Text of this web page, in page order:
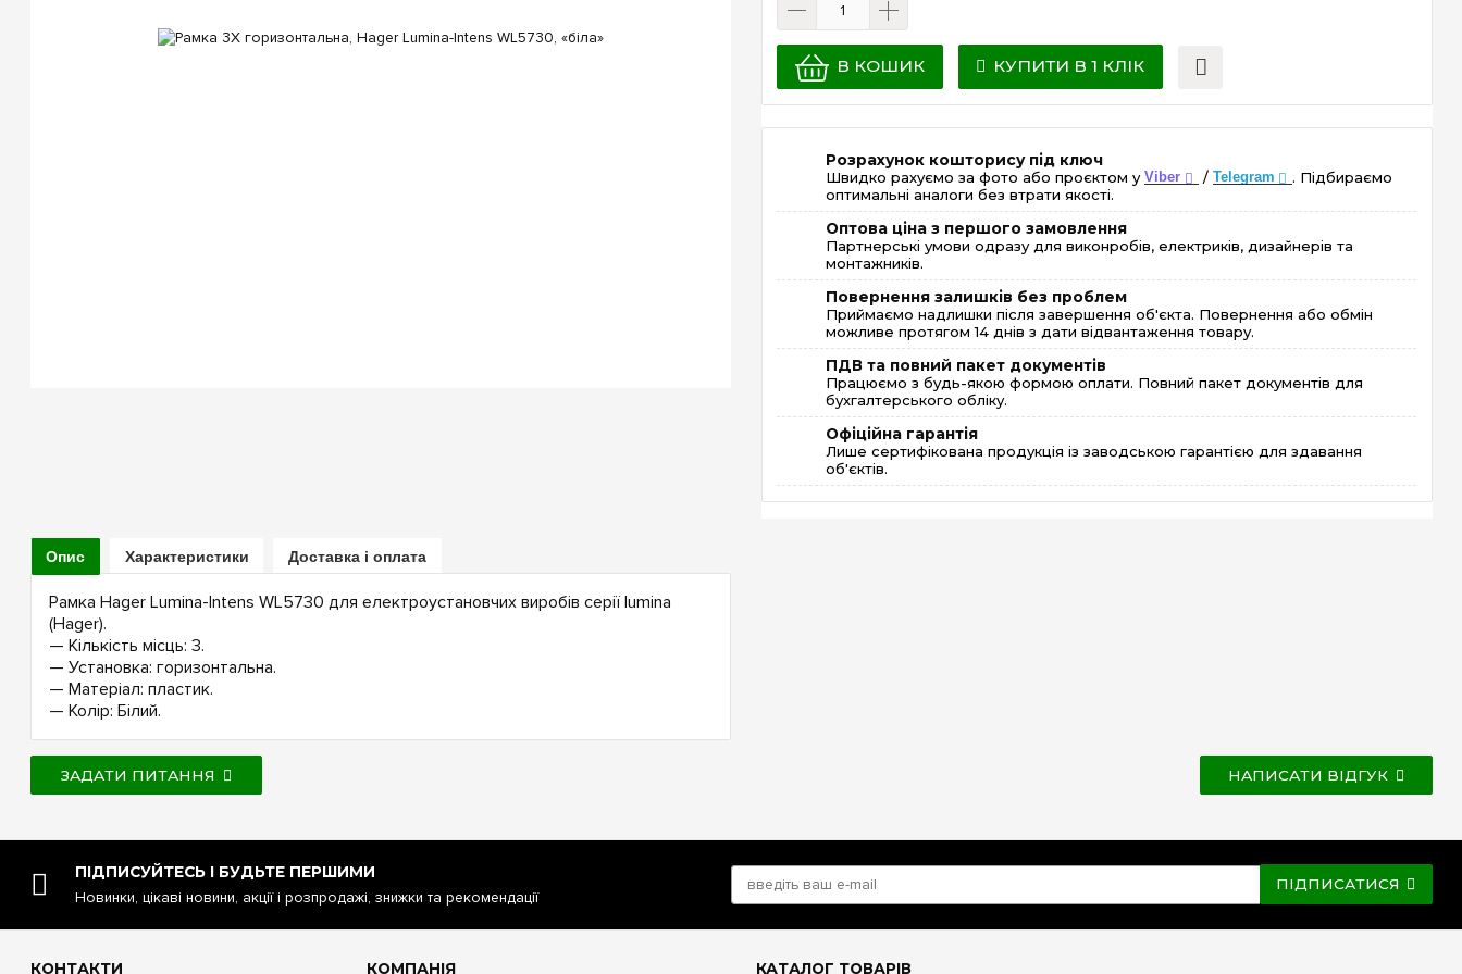
В КОШИК КУПИТИ В 1 КЛІК
Розрахунок кошторису під ключ
Швидко рахуємо за фото або проєктом уViber / Telegram
. Підбираємо
оптимальні аналоги без втрати якості.
Оптова ціна з першого замовлення
Партнерські умови одразу для виконробів, електриків, дизайнерів та
монтажників.
Повернення залишків без проблем
Приймаємо надлишки після завершення об'єкта. Повернення або обмін
можливе протягом 14 днів з дати відвантаження товару.
ПДВ та повний пакет документів
Працюємо з будь-якою формою оплати. Повний пакет документів для
бухгалтерського обліку.
Офіційна гарантія
Лише сертифікована продукція із заводською гарантією для здавання
об'єктів.
Опис Характеристики Доставка і оплата
Рамка Hager Lumina-Intens WL5730 для електроустановчих виробів серії lumina
(Hager).
— Кількість місць: 3.
— Установка: горизонтальна.
— Матеріал: пластик.
— Колір: Білий.
ЗАДАТИ ПИТАННЯ НАПИСАТИ ВІДГУК
ПІДПИСУЙТЕСЬ І БУДЬТЕ ПЕРШИМИ
Новинки, цікаві новини, акції і розпродажі, знижки та рекомендації
ПІДПИСАТИСЯ
КОНТАКТИ КОМПАНІЯ КАТАЛОГ ТОВАРІВ